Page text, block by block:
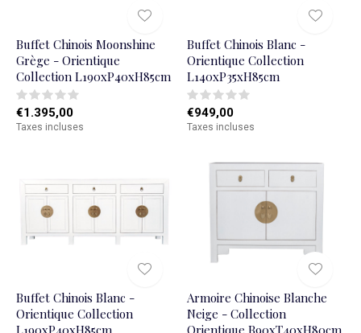
Buffet Chinois Moonshine
Grège - Orientique
Collection L190xP40xH85cm
€1.395,00
Taxes incluses
Buffet Chinois Blanc -
Orientique Collection
L140xP35xH85cm
€949,00
Taxes incluses
Buffet Chinois Blanc -
Orientique Collection
Armoire Chinoise Blanche
Neige - Collection